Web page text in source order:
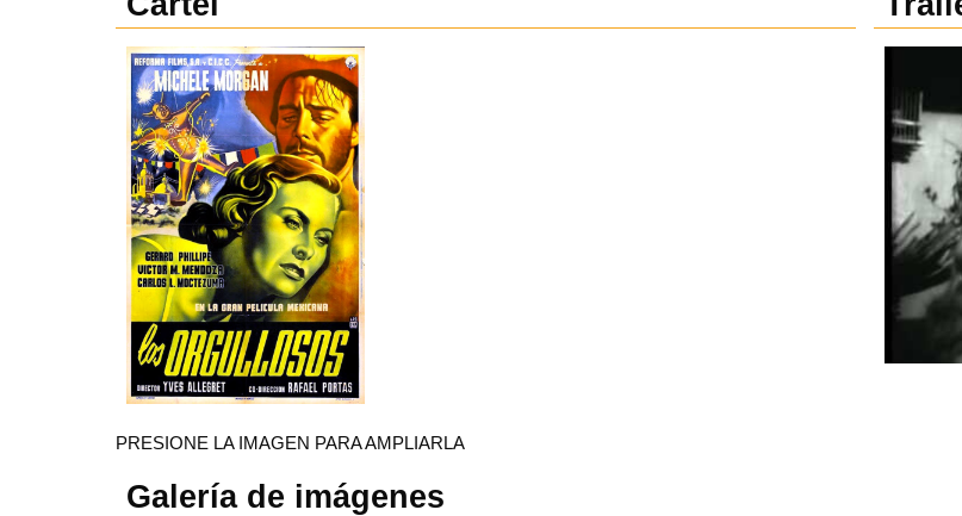
PRESIONE LA IMAGEN PARA AMPLIARLA
Galería de imágenes